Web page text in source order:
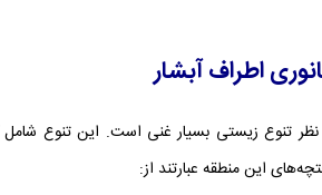
اطراف آبشار
نظر تنوع زیستی بسیار غنی است. این تنوع
این منطقه عبارتند از: